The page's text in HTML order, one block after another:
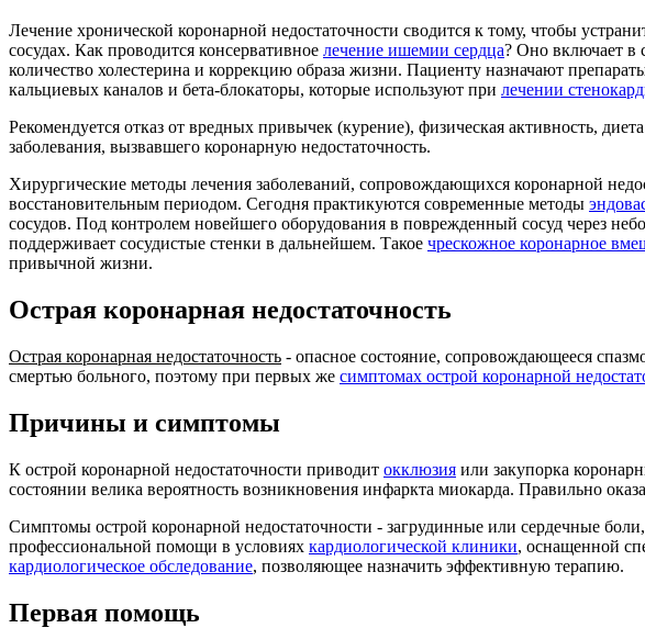
Лечение хронической коронарной недостаточности сводится к тому, чтобы
сосудах. Как проводится консервативное лечение ишемии сердца? Оно включает в
количество холестерина и коррекцию образа жизни. Пациенту назначают
кальциевых каналов и бета-блокаторы, которые используют при лечении
Рекомендуется отказ от вредных привычек (курение), физическая активность,
заболевания, вызвавшего коронарную недостаточность.
Хирургические методы лечения заболеваний, сопровождающихся коронарной
восстановительным периодом. Сегодня практикуются современные методы
сосудов. Под контролем новейшего оборудования в поврежденный сосуд через
поддерживает сосудистые стенки в дальнейшем. Такое чрескожное коронарное
привычной жизни.
Острая коронарная недостаточность
Острая коронарная недостаточность - опасное состояние, сопровождающееся
смертью больного, поэтому при первых же симптомах острой коронарной
Причины и симптомы
К острой коронарной недостаточности приводит окклюзия или закупорка
состоянии велика вероятность возникновения инфаркта миокарда. Правильно
Симптомы острой коронарной недостаточности - загрудинные или сердечные
профессиональной помощи в условиях кардиологической клиники, оснащенной
кардиологическое обследование, позволяющее назначить эффективную терапию.
Первая помощь